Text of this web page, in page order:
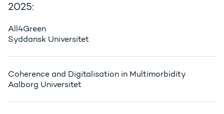
2025:
All4Green
Syddansk Universitet
Coherence and Digitalisation in Multimorbidity
Aalborg Universitet